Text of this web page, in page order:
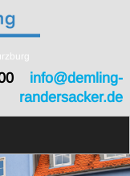
info@demling-
randersacker.de